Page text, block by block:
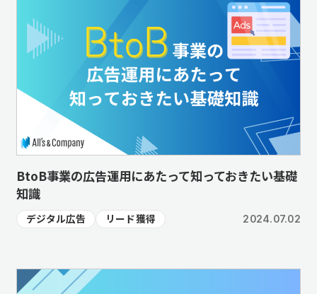
BtoB事業の広告運用にあたって知っておきたい基礎
知識
デジタル広告 リード獲得 2024.07.02